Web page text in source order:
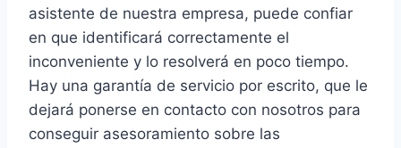
asistente de nuestra empresa, puede confiar
en que identificará correctamente el
inconveniente y lo resolverá en poco tiempo.
Hay una garantía de servicio por escrito, que le
dejará ponerse en contacto con nosotros para
conseguir asesoramiento sobre las